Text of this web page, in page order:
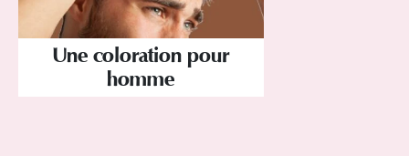
Une coloration pour
homme